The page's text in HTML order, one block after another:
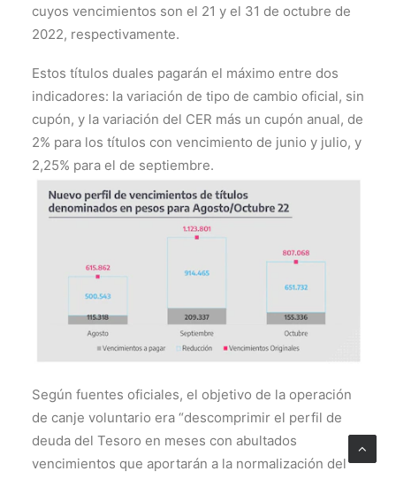
cuyos vencimientos son el 21 y el 31 de octubre de
2022, respectivamente.
Estos títulos duales pagarán el máximo entre dos
indicadores: la variación de tipo de cambio oficial, sin
cupón, y la variación del CER más un cupón anual, de
2% para los títulos con vencimiento de junio y julio, y
2,25% para el de septiembre.
Según fuentes oficiales, el objetivo de la operación
de canje voluntario era “descomprimir el perfil de
deuda del Tesoro en meses con abultados
vencimientos que aportarán a la normalización del